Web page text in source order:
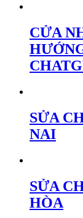
CỬA
SỬA
NAI
SỬA
HÒA